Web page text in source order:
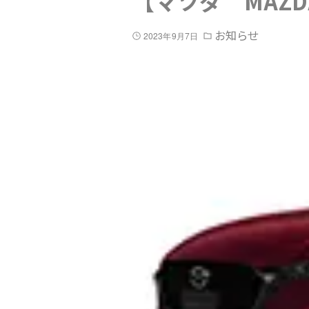
2023年9月7日 お知らせ